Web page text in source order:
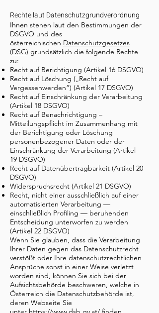
Rechte laut Datenschutzgrundverordnung
Ihnen stehen laut den Bestimmungen der
DSGVO und des
österreichischen Datenschutzgesetzes
(DSG) grundsätzlich die folgende Rechte
zu:
Recht auf Berichtigung (Artikel 16 DSGVO)
Recht auf Löschung („Recht auf
Vergessenwerden“) (Artikel 17 DSGVO)
Recht auf Einschränkung der Verarbeitung
(Artikel 18 DSGVO)
Recht auf Benachrichtigung –
Mitteilungspflicht im Zusammenhang mit
der Berichtigung oder Löschung
personenbezogener Daten oder der
Einschränkung der Verarbeitung (Artikel
19 DSGVO)
Recht auf Datenübertragbarkeit (Artikel 20
DSGVO)
Widerspruchsrecht (Artikel 21 DSGVO)
Recht, nicht einer ausschließlich auf einer
automatisierten Verarbeitung —
einschließlich Profiling — beruhenden
Entscheidung unterworfen zu werden
(Artikel 22 DSGVO)
Wenn Sie glauben, dass die Verarbeitung
Ihrer Daten gegen das Datenschutzrecht
verstößt oder Ihre datenschutzrechtlichen
Ansprüche sonst in einer Weise verletzt
worden sind, können Sie sich bei der
Aufsichtsbehörde beschweren, welche in
Österreich die Datenschutzbehörde ist,
deren Webseite Sie